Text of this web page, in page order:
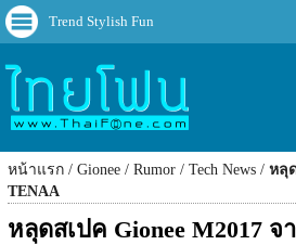
Trend Stylish Fun
หน้าแรก Gionee Rumor Tech News
หลุ
TENAA
หลุดสเปค Gionee M2017 จ